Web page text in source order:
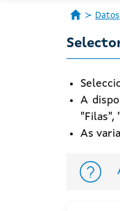
Datos
A
"Filas",
As